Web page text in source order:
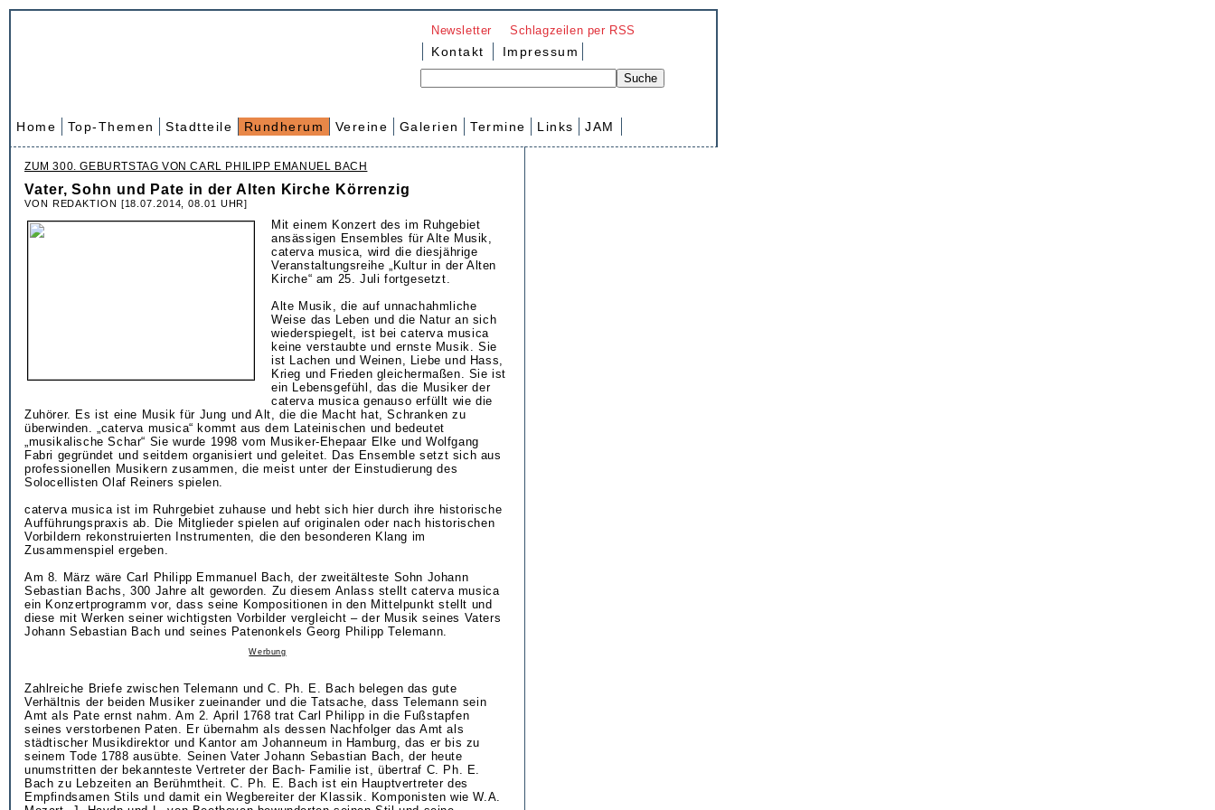
Newsletter Schlagzeilen per RSS
Kontakt Impressum
Home Top-Themen Stadtteile Rundherum Vereine Galerien Termine Links JAM
ZUM 300. GEBURTSTAG VON CARL PHILIPP EMANUEL BACH
Vater, Sohn und Pate in der Alten Kirche Körrenzig
VON REDAKTION [18.07.2014, 08.01 UHR]
Mit einem Konzert des im Ruhgebiet
ansässigen Ensembles für Alte Musik,
caterva musica, wird die diesjährige
Veranstaltungsreihe „Kultur in der Alten
Kirche“ am 25. Juli fortgesetzt.
Alte Musik, die auf unnachahmliche
Weise das Leben und die Natur an sich
wiederspiegelt, ist bei caterva musica
keine verstaubte und ernste Musik. Sie
ist Lachen und Weinen, Liebe und Hass,
Krieg und Frieden gleichermaßen. Sie ist
ein Lebensgefühl, das die Musiker der
caterva musica genauso erfüllt wie die
Zuhörer. Es ist eine Musik für Jung und Alt, die die Macht hat, Schranken zu
überwinden. „caterva musica“ kommt aus dem Lateinischen und bedeutet
„musikalische Schar“ Sie wurde 1998 vom Musiker-Ehepaar Elke und Wolfgang
Fabri gegründet und seitdem organisiert und geleitet. Das Ensemble setzt sich aus
professionellen Musikern zusammen, die meist unter der Einstudierung des
Solocellisten Olaf Reiners spielen.
caterva musica ist im Ruhrgebiet zuhause und hebt sich hier durch ihre historische
Aufführungspraxis ab. Die Mitglieder spielen auf originalen oder nach historischen
Vorbildern rekonstruierten Instrumenten, die den besonderen Klang im
Zusammenspiel ergeben.
Am 8. März wäre Carl Philipp Emmanuel Bach, der zweitälteste Sohn Johann
Sebastian Bachs, 300 Jahre alt geworden. Zu diesem Anlass stellt caterva musica
ein Konzertprogramm vor, dass seine Kompositionen in den Mittelpunkt stellt und
diese mit Werken seiner wichtigsten Vorbilder vergleicht – der Musik seines Vaters
Johann Sebastian Bach und seines Patenonkels Georg Philipp Telemann.
Werbung
Zahlreiche Briefe zwischen Telemann und C. Ph. E. Bach belegen das gute
Verhältnis der beiden Musiker zueinander und die Tatsache, dass Telemann sein
Amt als Pate ernst nahm. Am 2. April 1768 trat Carl Philipp in die Fußstapfen
seines verstorbenen Paten. Er übernahm als dessen Nachfolger das Amt als
städtischer Musikdirektor und Kantor am Johanneum in Hamburg, das er bis zu
seinem Tode 1788 ausübte. Seinen Vater Johann Sebastian Bach, der heute
unumstritten der bekannteste Vertreter der Bach- Familie ist, übertraf C. Ph. E.
Bach zu Lebzeiten an Berühmtheit. C. Ph. E. Bach ist ein Hauptvertreter des
Empfindsamen Stils und damit ein Wegbereiter der Klassik. Komponisten wie W.A.